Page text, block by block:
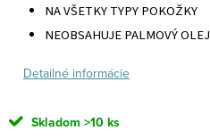
NA VŠETKY TYPY POKOŽKY
NEOBSAHUJE PALMOVÝ OLEJ
Detailné informácie
Skladom >10 ks